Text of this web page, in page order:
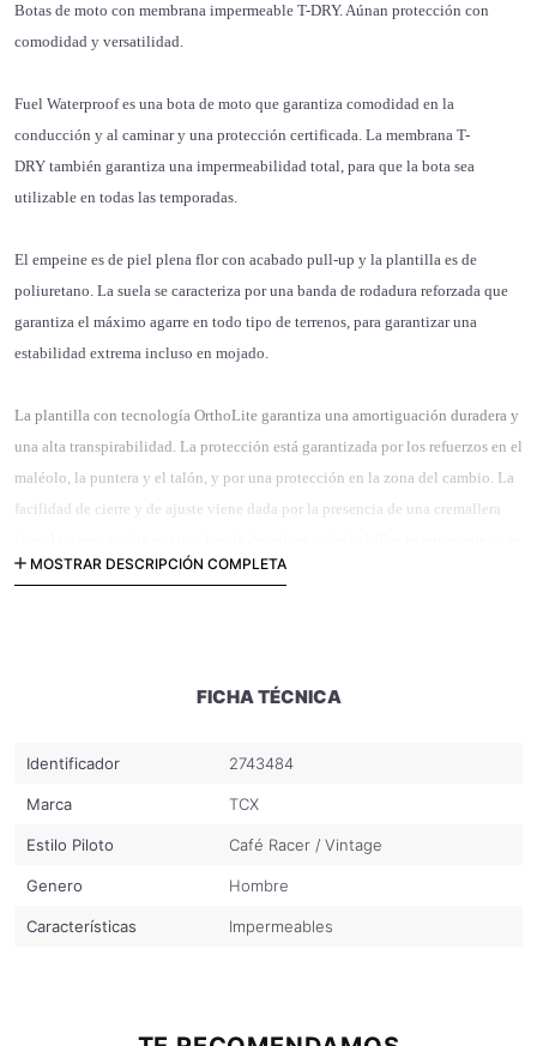
Botas de moto con membrana impermeable T-DRY. Aúnan protección con
comodidad y versatilidad.
Fuel Waterproofes una bota de moto que garantiza comodidad en la
conducción y al caminar y una protección certificada. La membrana T-
DRY también garantiza una impermeabilidad total, para que la bota sea
utilizable en todas las temporadas.
El empeine es de piel plena flor con acabado pull-up y la plantilla es de
poliuretano. La suela se caracteriza por una banda de rodadura reforzada que
garantiza el máximo agarre en todo tipo de terrenos, para garantizar una
estabilidad extrema incluso en mojado.
La plantilla con tecnología OrthoLite garantiza una amortiguación duradera y
una alta transpirabilidad. La protección está garantizada por los refuerzos en el
maléolo, la puntera y el talón, y por una protección en la zona del cambio. La
facilidad de cierre y de ajuste viene dada por la presencia de una cremallera
necesario, se pueden adaptar en función de la conformación anatómica del pie.
MOSTRAR DESCRIPCIÓN COMPLETA
FICHA TÉCNICA
Identificador 2743484
Marca TCX
Estilo Piloto Café Racer / Vintage
Genero Hombre
Características Impermeables